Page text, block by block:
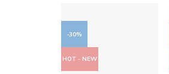
-30%
HOT - NEW